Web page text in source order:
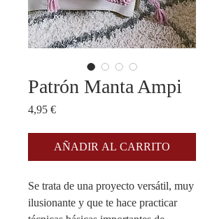
Patrón Manta Ampi
4,95 €Precio
AÑADIR AL CARRITO
Se trata de una proyecto versátil, muy
ilusionante y que te hace practicar